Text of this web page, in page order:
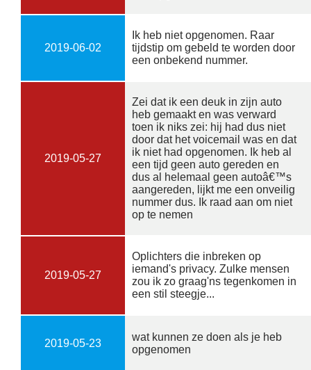
2019-06-02
Ik heb niet opgenomen. Raar
tijdstip om gebeld te worden door
een onbekend nummer.
2019-05-27
Zei dat ik een deuk in zijn auto
heb gemaakt en was verward
toen ik niks zei: hij had dus niet
door dat het voicemail was en dat
ik niet had opgenomen. Ik heb al
een tijd geen auto gereden en
dus al helemaal geen autoâ€™s
aangereden, lijkt me een onveilig
nummer dus. Ik raad aan om niet
op te nemen
2019-05-27
Oplichters die inbreken op
iemand's privacy. Zulke mensen
zou ik zo graag'ns tegenkomen in
een stil steegje...
2019-05-23
wat kunnen ze doen als je heb
opgenomen